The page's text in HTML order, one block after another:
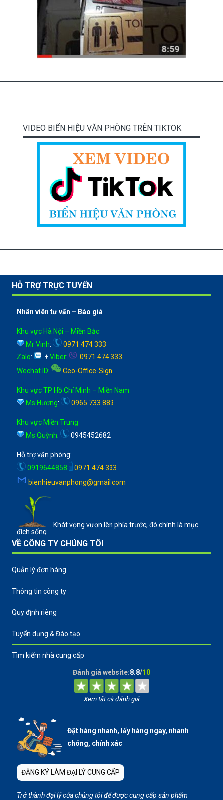
VIDEO BIỂN HIỆU VĂN PHÒNG TRÊN TIKTOK
HỖ TRỢ TRỰC TUYẾN
Nhân viên tư vấn – Báo giá
Khu vực Hà Nội – Miền Bắc
Mr Vinh:
0971 474 333
Zalo: +Viber:
0971 474 333
Wechat ID: Ceo-Office-Sign
Khu vực TP Hồ Chí Minh – Miền Nam
Ms Hương: 0965 733 889
Khu vực Miền Trung
Ms Quỳnh: 0945452682
Hỗ trợ văn phòng:
0919644858
0971 474 333
bienhieuvanphong@gmail.com
Khát vọng vươn lên phía trước, đó chính là mục
đích sống
VỀ CÔNG TY CHÚNG TÔI
Quản lý đơn hàng
Thông tin công ty
Quy định riêng
Tuyển dụng & Đào tạo
Tìm kiếm nhà cung cấp
Đánh giá website:8.8/10
Xem tất cả đánh giá
Đặt hàng nhanh, lấy hàng ngay, nhanh
chóng, chính xác
ĐĂNG KÝ LÀM ĐẠI LÝ CUNG CẤP
Trở thành đại lý của chúng tôi để được cung cấp sản phẩm